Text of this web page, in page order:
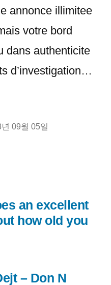
annonce illimitee
votre bord
dans authenticite
d’investigation…
09월 05일
– Don N
an excellent
how old you